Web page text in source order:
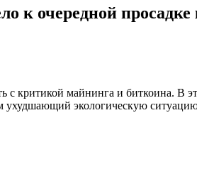
к очередной
критикой майнинга и биткоина. В
ухудшающий экологическую